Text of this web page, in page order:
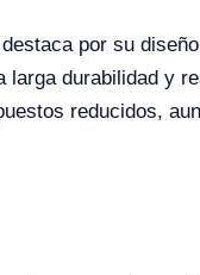
destaca por su
durabilidad y
reducidos,